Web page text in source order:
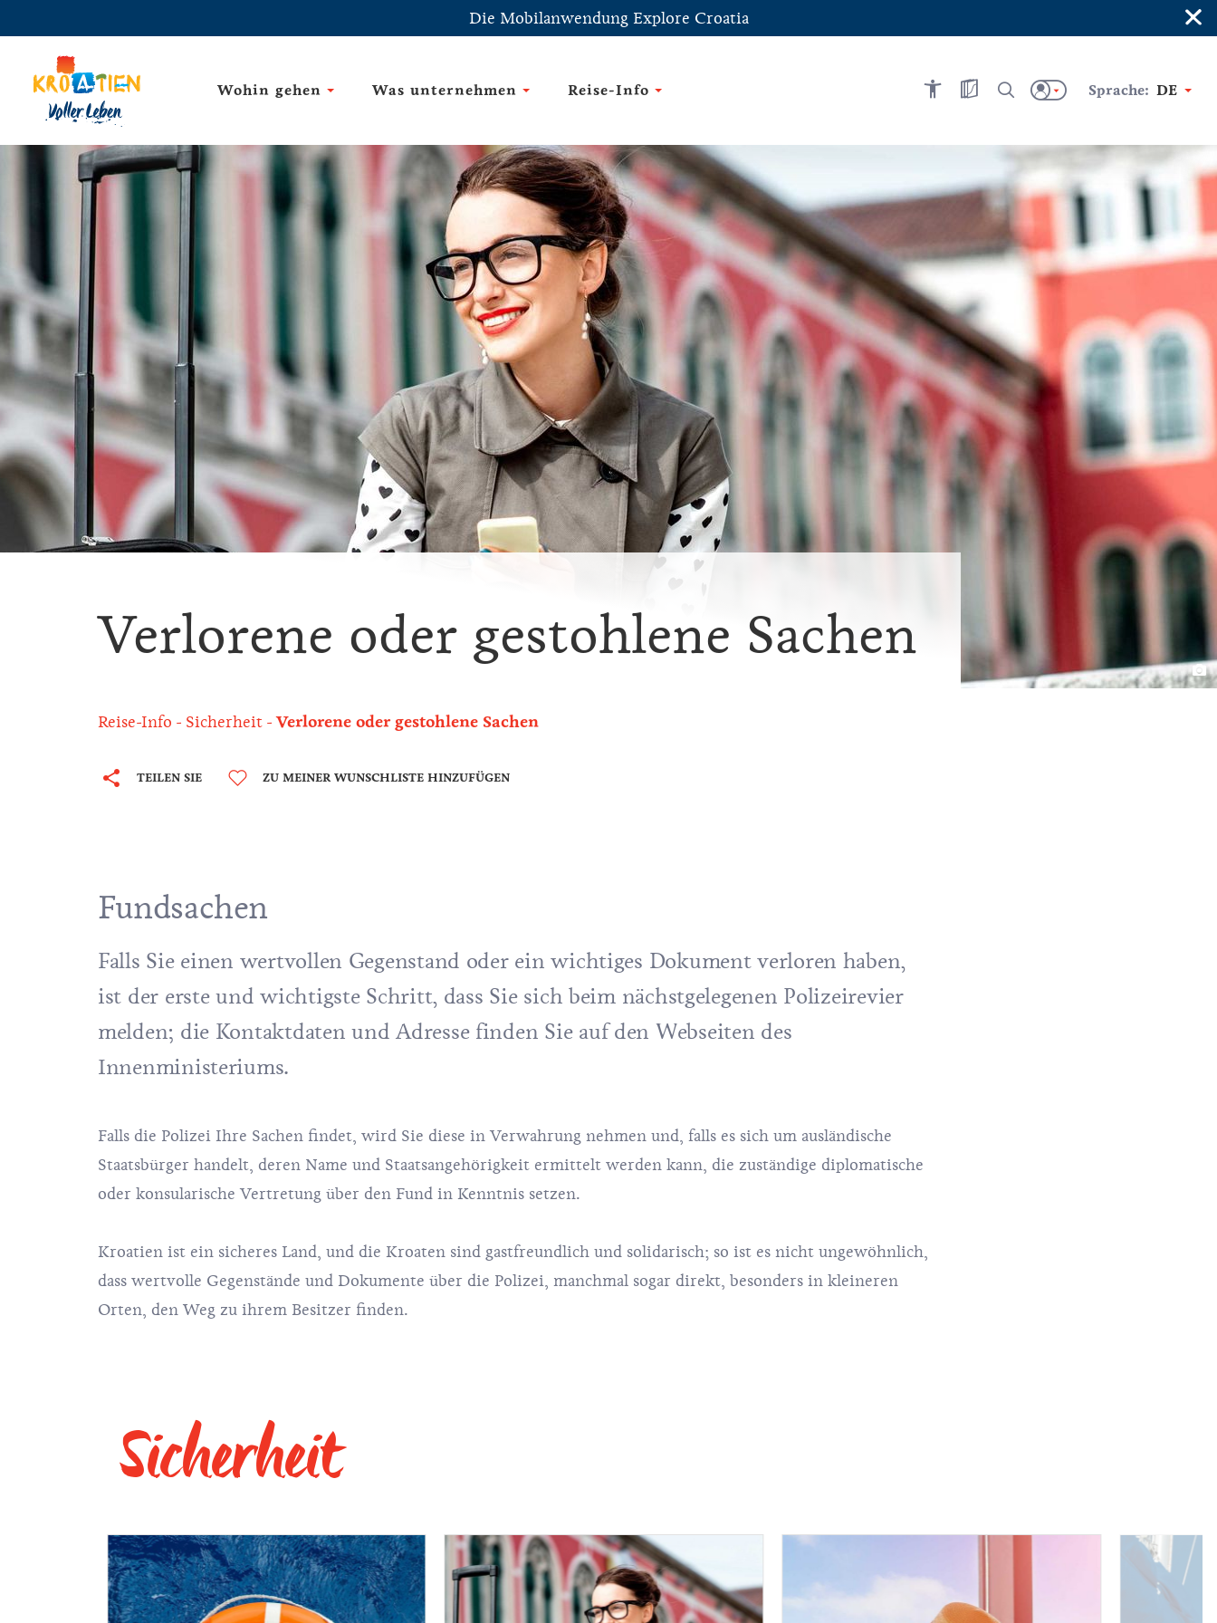
Die Mobilanwendung Explore Croatia ×
Wohin gehen Was unternehmen Reise-Info Sprache: DE
Verlorene oder gestohlene Sachen
Reise-Info Sicherheit Verlorene oder gestohlene Sachen
TEILEN SIE ZU MEINER WUNSCHLISTE HINZUFÜGEN
Fundsachen
Falls Sie einen wertvollen Gegenstand oder ein wichtiges Dokument verloren haben,
ist der erste und wichtigste Schritt, dass Sie sich beim nächstgelegenen Polizeirevier
melden; die Kontaktdaten und Adresse finden Sie auf den Webseiten des
Innenministeriums.
Falls die Polizei Ihre Sachen findet, wird Sie diese in Verwahrung nehmen und, falls es sich um ausländische
Staatsbürger handelt, deren Name und Staatsangehörigkeit ermittelt werden kann, die zuständige diplomatische
oder konsularische Vertretung über den Fund in Kenntnis setzen.
Kroatien ist ein sicheres Land, und die Kroaten sind gastfreundlich und solidarisch; so ist es nicht ungewöhnlich,
dass wertvolle Gegenstände und Dokumente über die Polizei, manchmal sogar direkt, besonders in kleineren
Orten, den Weg zu ihrem Besitzer finden.
Sicherheit